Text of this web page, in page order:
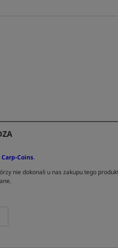
Carp-Coins.
nie dokonali u nas zakupu tego